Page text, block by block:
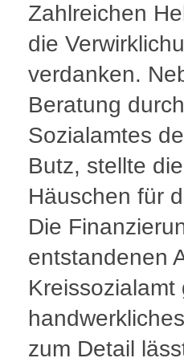
Zahlreichen
die
verdanken.
Beratung
Sozialamtes
Butz, stellte
Häuschen für
Die
entstandenen
zum Detail